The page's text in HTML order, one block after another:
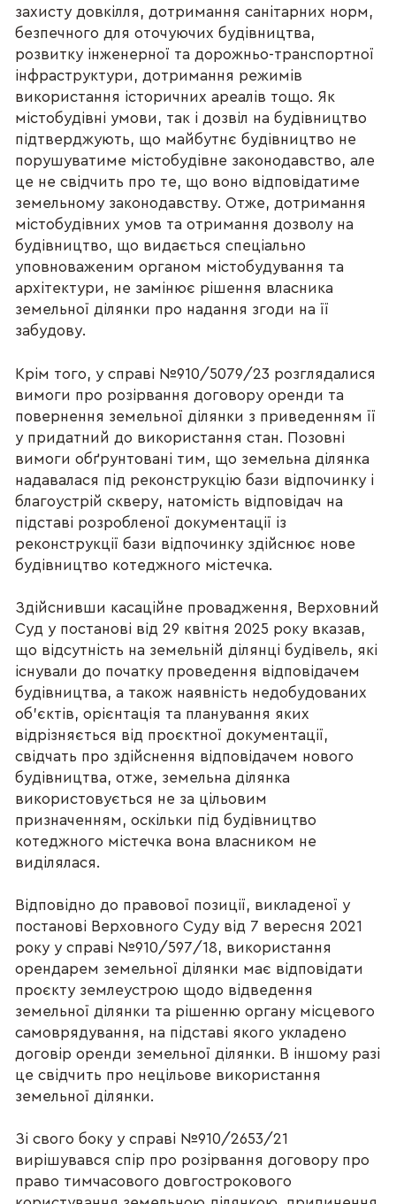
захисту довкілля, дотримання санітарних норм,
безпечного для оточуючих будівництва,
розвитку інженерної та дорожньо-транспортної
інфраструктури, дотримання режимів
використання історичних ареалів тощо. Як
містобудівні умови, так і дозвіл на будівництво
підтверджують, що майбутнє будівництво не
порушуватиме містобудівне законодавство, але
це не свідчить про те, що воно відповідатиме
земельному законодавству. Отже, дотримання
містобудівних умов та отримання дозволу на
будівництво, що видається спеціально
уповноваженим органом містобудування та
архітектури, не замінює рішення власника
земельної ділянки про надання згоди на її
забудову.
Крім того, у справі №910/5079/23 розглядалися
вимоги про розірвання договору оренди та
повернення земельної ділянки з приведенням її
у придатний до використання стан. Позовні
вимоги обґрунтовані тим, що земельна ділянка
надавалася під реконструкцію бази відпочинку і
благоустрій скверу, натомість відповідач на
підставі розробленої документації із
реконструкції бази відпочинку здійснює нове
будівництво котеджного містечка.
Здійснивши касаційне провадження, Верховний
Суд у постанові від 29 квітня 2025 року вказав,
що відсутність на земельній ділянці будівель, які
існували до початку проведення відповідачем
будівництва, а також наявність недобудованих
об’єктів, орієнтація та планування яких
відрізняється від проєктної документації,
свідчать про здійснення відповідачем нового
будівництва, отже, земельна ділянка
використовується не за цільовим
призначенням, оскільки під будівництво
котеджного містечка вона власником не
виділялася.
Відповідно до правової позиції, викладеної у
постанові Верховного Суду від 7 вересня 2021
року у справі №910/597/18, використання
орендарем земельної ділянки має відповідати
проєкту землеустрою щодо відведення
земельної ділянки та рішенню органу місцевого
самоврядування, на підставі якого укладено
договір оренди земельної ділянки. В іншому разі
це свідчить про нецільове використання
земельної ділянки.
Зі свого боку у справі №910/2653/21
вирішувався спір про розірвання договору про
право тимчасового довгострокового